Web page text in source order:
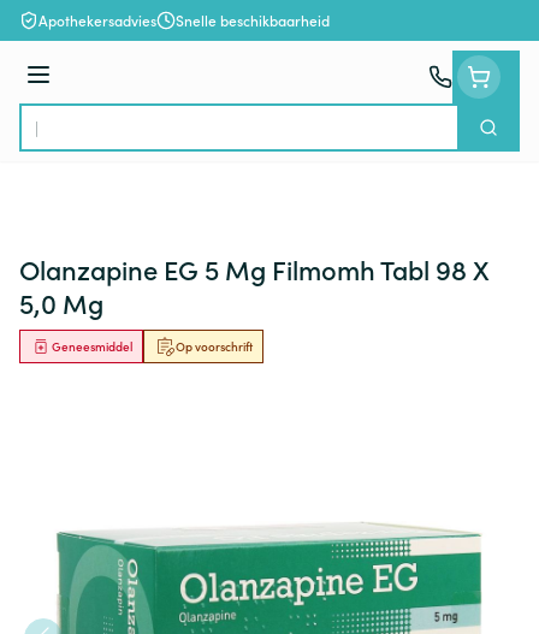
Ga naar de inhoud
Apothekersadvies Snelle beschikbaarheid
Menu
Product, merk, categorie...
Zoek
Olanzapine EG 5 Mg Filmomh Tabl 98 X
5,0 Mg
Op voorschrift
Geneesmiddel